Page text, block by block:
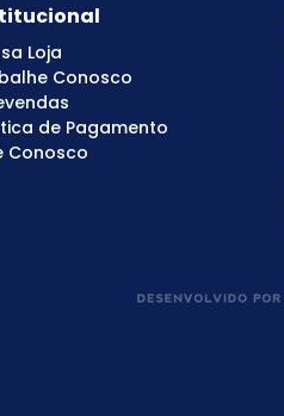
Loja
Conosco
de Pagamento
Conosco